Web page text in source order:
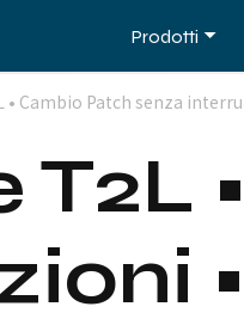
Prodotti
• Cambio Patch senza
T2L